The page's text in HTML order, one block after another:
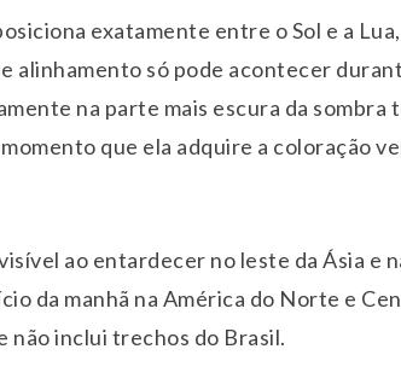
exatamente entre o Sol e a
alinhamento só pode acontecer
na parte mais escura da
que ela adquire a coloração
ao entardecer no leste da Ásia e
da manhã na América do Norte e
não inclui trechos do Brasil.